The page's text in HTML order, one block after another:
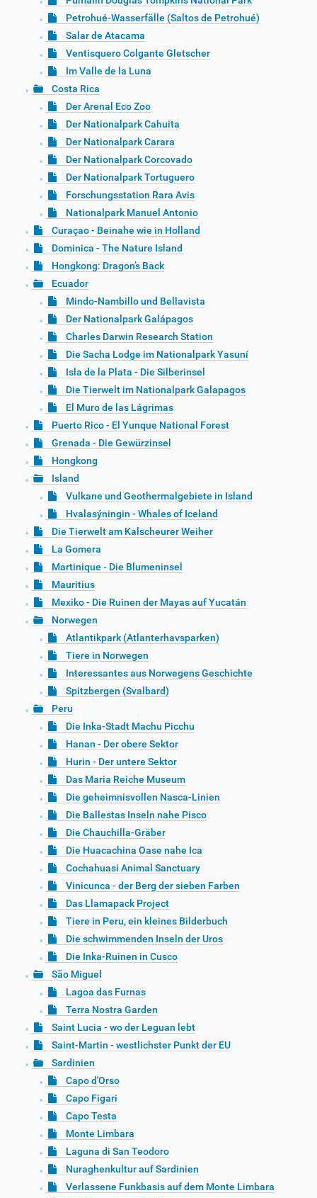
Petrohué-Wasserfälle (Saltos de Petrohué)
Salar de Atacama
Ventisquero Colgante Gletscher
Im Valle de la Luna
Costa Rica
Der Arenal Eco Zoo
Der Nationalpark Cahuita
Der Nationalpark Carara
Der Nationalpark Corcovado
Der Nationalpark Tortuguero
Forschungsstation Rara Avis
Nationalpark Manuel Antonio
Curaçao - Beinahe wie in Holland
Dominica - The Nature Island
Hongkong: Dragon’s Back
Ecuador
Mindo-Nambillo und Bellavista
Der Nationalpark Galápagos
Charles Darwin Research Station
Die Sacha Lodge im Nationalpark Yasuní
Isla de la Plata - Die Silberinsel
Die Tierwelt im Nationalpark Galapagos
El Muro de las Lágrimas
Puerto Rico - El Yunque National Forest
Grenada - Die Gewürzinsel
Hongkong
Island
Vulkane und Geothermalgebiete in Island
Hvalasýningin - Whales of Iceland
Die Tierwelt am Kalscheurer Weiher
La Gomera
Martinique - Die Blumeninsel
Mauritius
Mexiko - Die Ruinen der Mayas auf Yucatán
Norwegen
Atlantikpark (Atlanterhavsparken)
Tiere in Norwegen
Interessantes aus Norwegens Geschichte
Spitzbergen (Svalbard)
Peru
Die Inka-Stadt Machu Picchu
Hanan - Der obere Sektor
Hurin - Der untere Sektor
Das Maria Reiche Museum
Die geheimnisvollen Nasca-Linien
Die Ballestas Inseln nahe Pisco
Die Chauchilla-Gräber
Die Huacachina Oase nahe Ica
Cochahuasi Animal Sanctuary
Vinicunca - der Berg der sieben Farben
Das Llamapack Project
Tiere in Peru, ein kleines Bilderbuch
Die schwimmenden Inseln der Uros
Die Inka-Ruinen in Cusco
São Miguel
Lagoa das Furnas
Terra Nostra Garden
Saint Lucia - wo der Leguan lebt
Saint-Martin - westlichster Punkt der EU
Sardinien
Capo d'Orso
Capo Figari
Capo Testa
Monte Limbara
Laguna di San Teodoro
Nuraghenkultur auf Sardinien
Verlassene Funkbasis auf dem Monte Limbara